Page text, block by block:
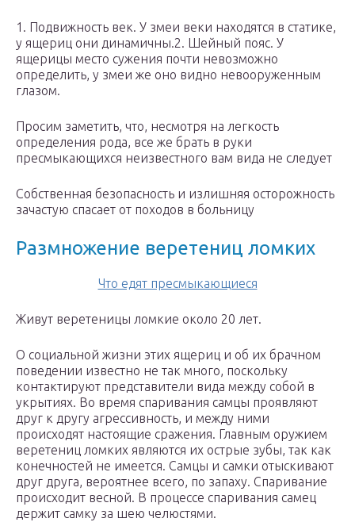
1. Подвижность век. У змеи веки находятся в статике,
у ящериц они динамичны.2. Шейный пояс. У
ящерицы место сужения почти невозможно
определить, у змеи же оно видно невооруженным
глазом.
Просим заметить, что, несмотря на легкость
определения рода, все же брать в руки
пресмыкающихся неизвестного вам вида не следует
Собственная безопасность и излишняя осторожность
зачастую спасает от походов в больницу
Размножение веретениц ломких
Что едят пресмыкающиеся
Живут веретеницы ломкие около 20 лет.
О социальной жизни этих ящериц и об их брачном
поведении известно не так много, поскольку
контактируют представители вида между собой в
укрытиях. Во время спаривания самцы проявляют
друг к другу агрессивность, и между ними
происходят настоящие сражения. Главным оружием
веретениц ломких являются их острые зубы, так как
конечностей не имеется. Самцы и самки отыскивают
друг друга, вероятнее всего, по запаху. Спаривание
происходит весной. В процессе спаривания самец
держит самку за шею челюстями.